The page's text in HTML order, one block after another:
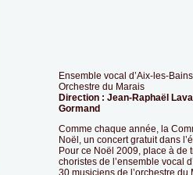
Ensemble vocal d’Aix-les-
Orchestre du Marais
Direction : Jean-Raphaël
Gormand
Comme chaque année, la
Noël, un concert gratuit dans
Pour ce Noël 2009, place à
choristes de l’ensemble vocal
30 musiciens de l’orchestre du